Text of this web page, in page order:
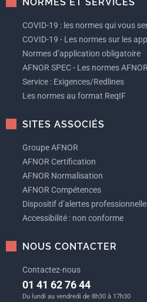
COVID-19 : les normes qui vous
COVID-19 - Les normes sur les
Normes d’application obligatoire
AFNOR SPEC - Les normes AFNOR
Service : Exigences/Redlines
Les normes au format ReqIF
SITES ASSOCIÉS
Groupe AFNOR
AFNOR Certification
AFNOR Normalisation
AFNOR Compétences
Dispositif d’alertes
Accessibilité : non conforme
NOUS CONTACTER
Contactez-nous
01 41 62 76 44
Du lundi au vendredi de 8h30 à 17h30